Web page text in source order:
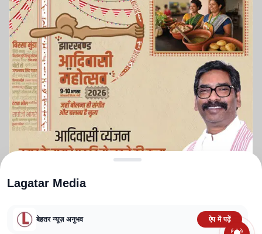
Lagatar Media
बेहतर न्यूज़ अनुभव ऐप में पढ़ें